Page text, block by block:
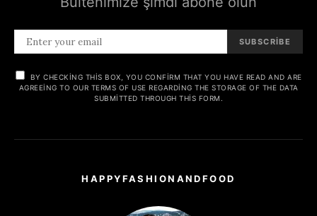
SUBSCRIBE
BY CHECKING THIS BOX, YOU CONFIRM THAT YOU HAVE READ AND ARE
AGREEING TO OUR TERMS OF USE REGARDING THE STORAGE OF THE DATA
SUBMITTED THROUGH THIS FORM.
HAPPYFASHIONANDFOOD